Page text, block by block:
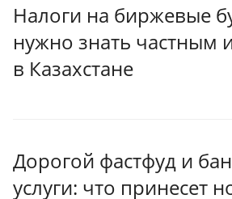
Налоги на биржевые
нужно знать частным
в Казахстане
Дорогой фастфуд и
услуги: что принесет